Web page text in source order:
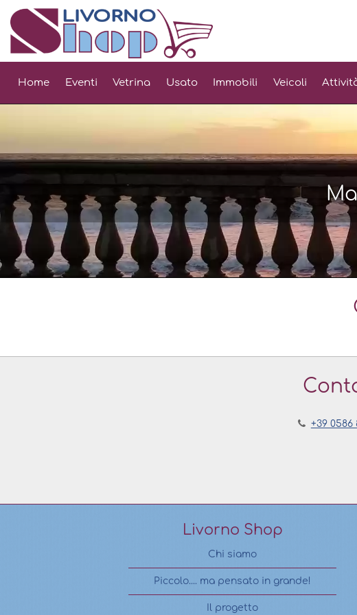
Home Eventi Vetrina Usato Immobili Veicoli
+39 0586
Livorno Shop
Chi siamo
Piccolo.... ma pensato in grande!
Il progetto